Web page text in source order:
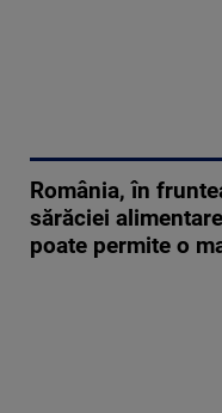
România, în
sărăciei
poate permite o